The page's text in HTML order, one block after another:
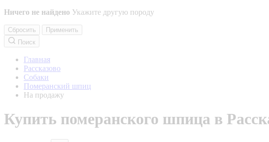
Ничего не найдено Укажите другую породу
Сбросить
Применить
Поиск
Главная
Рассказово
Собаки
Померанский шпиц
На продажу
Купить померанского шпица в